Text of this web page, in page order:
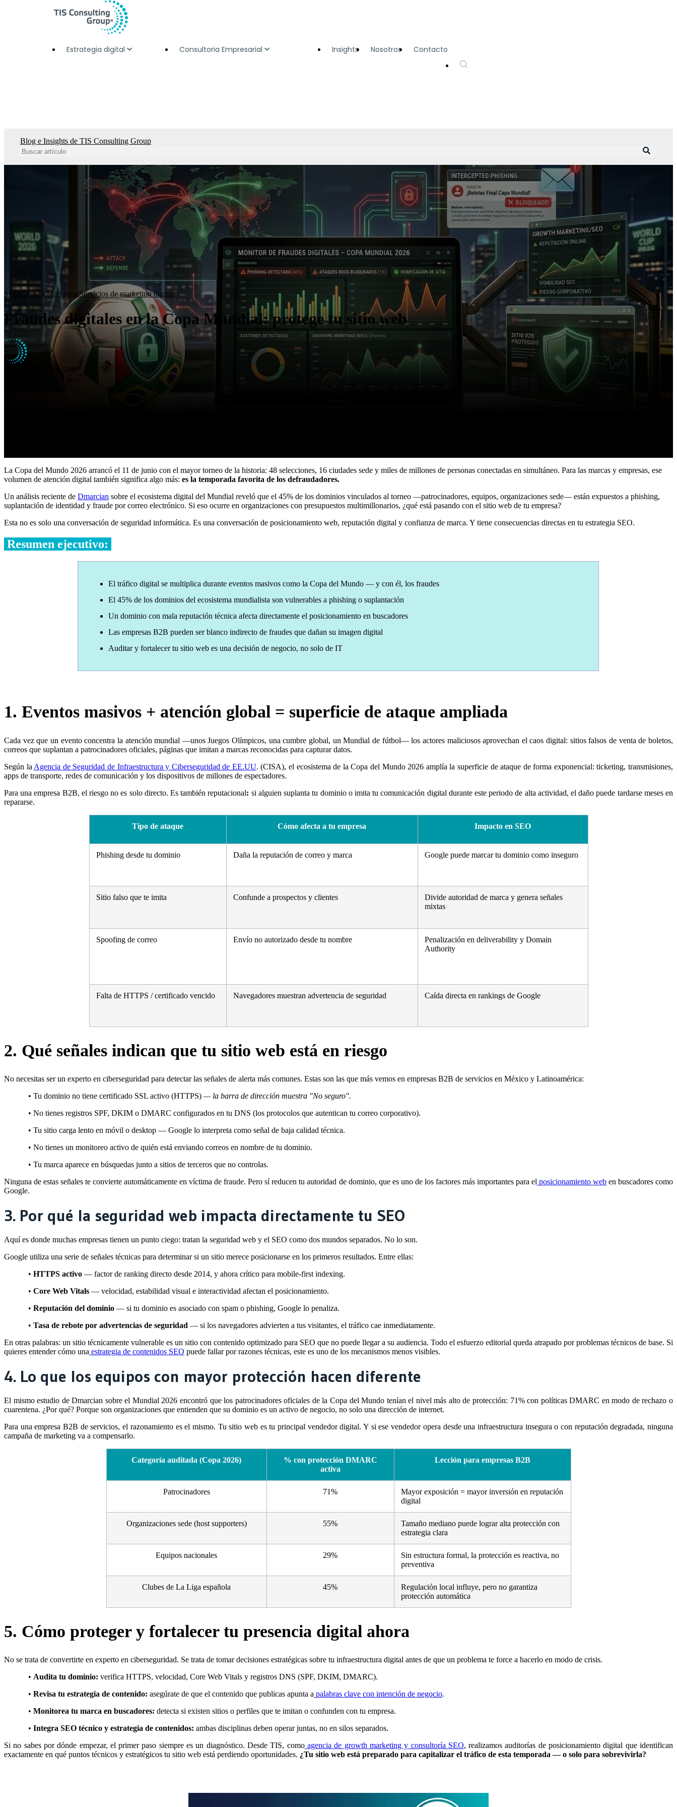
Estrategia digital Consultoria Empresarial Insights Nosotros Contacto
Blog e Insights de TIS Consulting Group
SEO Growth MarketingServicios de marketing digital
Fraudes digitales en la Copa Mundial: protege tu sitio web
TIS Consulting Group
12-jun-2026 17:11:11
La Copa del Mundo 2026 arrancó el 11 de junio con el mayor torneo de la historia: 48 selecciones, 16 ciudades sede y miles de millones de personas conectadas en simultáneo. Para las marcas y empresas, ese
volumen de atención digital también significa algo más: es la temporada favorita de los defraudadores.
Un análisis reciente de Dmarcian sobre el ecosistema digital del Mundial reveló que el 45% de los dominios vinculados al torneo —patrocinadores, equipos, organizaciones sede— están expuestos a phishing,
suplantación de identidad y fraude por correo electrónico. Si eso ocurre en organizaciones con presupuestos multimillonarios, ¿qué está pasando con el sitio web de tu empresa?
Esta no es solo una conversación de seguridad informática. Es una conversación de posicionamiento web, reputación digital y confianza de marca. Y tiene consecuencias directas en tu estrategia SEO.
Resumen ejecutivo:
El tráfico digital se multiplica durante eventos masivos como la Copa del Mundo — y con él, los fraudes
El 45% de los dominios del ecosistema mundialista son vulnerables a phishing o suplantación
Un dominio con mala reputación técnica afecta directamente el posicionamiento en buscadores
Las empresas B2B pueden ser blanco indirecto de fraudes que dañan su imagen digital
Auditar y fortalecer tu sitio web es una decisión de negocio, no solo de IT
1. Eventos masivos + atención global = superficie de ataque ampliada
Cada vez que un evento concentra la atención mundial —unos Juegos Olímpicos, una cumbre global, un Mundial de fútbol— los actores maliciosos aprovechan el caos digital: sitios falsos de venta de boletos,
correos que suplantan a patrocinadores oficiales, páginas que imitan a marcas reconocidas para capturar datos.
Según la Agencia de Seguridad de Infraestructura y Ciberseguridad de EE.UU. (CISA), el ecosistema de la Copa del Mundo 2026 amplía la superficie de ataque de forma exponencial: ticketing, transmisiones,
apps de transporte, redes de comunicación y los dispositivos de millones de espectadores.
Para una empresa B2B, el riesgo no es solo directo. Es tambiénreputacional: si alguien suplanta tu dominio o imita tu comunicación digital durante este periodo de alta actividad, el daño puede tardarse meses en
repararse.
Tipo de ataque Cómo afecta a tu empresa Impacto en SEO
Phishing desde tu dominio Daña la reputación de correo y marca Google puede marcar tu dominio como inseguro
Sitio falso que te imita Confunde a prospectos y clientes
Divide autoridad de marca y genera señales
mixtas
Spoofing de correo Envío no autorizado desde tu nombre
Penalización en deliverability y Domain
Authority
Falta de HTTPS / certificado vencido Navegadores muestran advertencia de seguridad Caída directa en rankings de Google
2. Qué señales indican que tu sitio web está en riesgo
No necesitas ser un experto en ciberseguridad para detectar las señales de alerta más comunes. Estas son las que más vemos en empresas B2B de servicios en México y Latinoamérica:
• Tu dominio no tiene certificado SSL activo (HTTPS) — la barra de dirección muestra "No seguro".
• No tienes registros SPF, DKIM o DMARC configurados en tu DNS (los protocolos que autentican tu correo corporativo).
• Tu sitio carga lento en móvil o desktop — Google lo interpreta como señal de baja calidad técnica.
• No tienes un monitoreo activo de quién está enviando correos en nombre de tu dominio.
• Tu marca aparece en búsquedas junto a sitios de terceros que no controlas.
Ninguna de estas señales te convierte automáticamente en víctima de fraude. Pero síreducen tu autoridad de dominio, que es uno de los factores más importantes para el posicionamiento weben buscadores como
Google.
3. Por qué la seguridad web impacta directamente tu SEO
Aquí es donde muchas empresas tienen un punto ciego: tratan la seguridad web y el SEO como dos mundos separados. No lo son.
Google utiliza una serie de señales técnicas para determinar si un sitio merece posicionarse en los primeros resultados. Entre ellas:
• HTTPS activo — factor de ranking directo desde 2014, y ahora crítico para mobile-first indexing.
• Core Web Vitals — velocidad, estabilidad visual e interactividad afectan el posicionamiento.
• Reputación del dominio — si tu dominio es asociado con spam o phishing, Google lo penaliza.
• Tasa de rebote por advertencias de seguridad — si los navegadores advierten a tus visitantes, el tráfico cae inmediatamente.
En otras palabras: un sitio técnicamente vulnerable es un sitio con contenido optimizado para SEO que no puede llegar a su audiencia. Todo el esfuerzo editorial queda atrapado por problemas técnicos de base. Si
quieres entender cómo una estrategia de contenidos SEO puede fallar por razones técnicas, este es uno de los mecanismos menos visibles.
4. Lo que los equipos con mayor protección hacen diferente
El mismo estudio de Dmarcian sobre el Mundial 2026 encontró que los patrocinadores oficiales de la Copa del Mundo tenían el nivel más alto de protección: 71% con políticas DMARC en modo de rechazo o
cuarentena. ¿Por qué? Porque son organizaciones que entienden que su dominio es un activo de negocio, no solo una dirección de internet.
Para una empresa B2B de servicios, el razonamiento es el mismo. Tu sitio web es tu principal vendedor digital. Y si ese vendedor opera desde una infraestructura insegura o con reputación degradada, ninguna
campaña de marketing va a compensarlo.
Categoría auditada (Copa 2026)
% con protección DMARC
activa
Lección para empresas B2B
Patrocinadores 71%
Mayor exposición = mayor inversión en reputación
digital
Organizaciones sede (host supporters) 55%
Tamaño mediano puede lograr alta protección con
estrategia clara
Equipos nacionales 29%
Sin estructura formal, la protección es reactiva, no
preventiva
Clubes de La Liga española 45%
Regulación local influye, pero no garantiza
protección automática
5. Cómo proteger y fortalecer tu presencia digital ahora
No se trata de convertirte en experto en ciberseguridad. Se trata de tomar decisiones estratégicas sobre tu infraestructura digital antes de que un problema te force a hacerlo en modo de crisis.
• Audita tu dominio: verifica HTTPS, velocidad, Core Web Vitals y registros DNS (SPF, DKIM, DMARC).
• Revisa tu estrategia de contenido: asegúrate de que el contenido que publicas apunta a palabras clave con intención de negocio.
• Monitorea tu marca en buscadores: detecta si existen sitios o perfiles que te imitan o confunden con tu empresa.
• Integra SEO técnico y estrategia de contenidos: ambas disciplinas deben operar juntas, no en silos separados.
Si no sabes por dónde empezar, el primer paso siempre es un diagnóstico. Desde TIS, como agencia de growth marketing y consultoría SEO, realizamos auditorías de posicionamiento digital que identifican
exactamente en qué puntos técnicos y estratégicos tu sitio web está perdiendo oportunidades. ¿Tu sitio web está preparado para capitalizar el tráfico de esta temporada — o solo para sobrevivirla?